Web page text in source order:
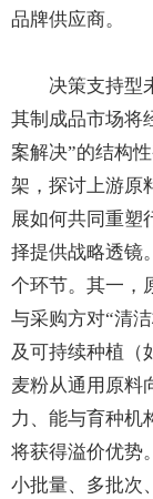
品牌供应商。
决策支持型
其制成品市场将
案解决”的结构
架，探讨上游原
展如何共同重塑
择提供战略透镜
个环节。其一，
与采购方对“清
及可持续种植（
麦粉从通用原料
力、能与育种机
将获得溢价优势
小批量、多批次